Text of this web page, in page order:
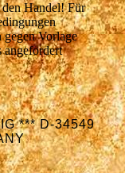
Handel! Für
gegen Vorlage
angefordert
*** D-34549